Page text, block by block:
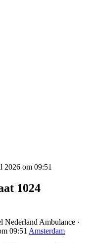
2026 om 09:51
1024
Nederland Ambulance ·
09:51 Amsterdam